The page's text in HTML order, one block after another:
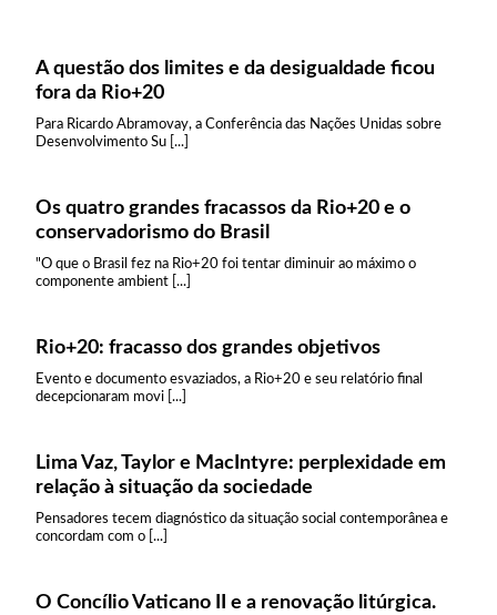
A questão dos limites e da desigualdade ficou
fora da Rio+20
Para Ricardo Abramovay, a Conferência das Nações Unidas sobre
Desenvolvimento Su [...]
Os quatro grandes fracassos da Rio+20 e o
conservadorismo do Brasil
"O que o Brasil fez na Rio+20 foi tentar diminuir ao máximo o
componente ambient [...]
Rio+20: fracasso dos grandes objetivos
Evento e documento esvaziados, a Rio+20 e seu relatório final
decepcionaram movi [...]
Lima Vaz, Taylor e MacIntyre: perplexidade em
relação à situação da sociedade
Pensadores tecem diagnóstico da situação social contemporânea e
concordam com o [...]
O Concílio Vaticano II e a renovação litúrgica.